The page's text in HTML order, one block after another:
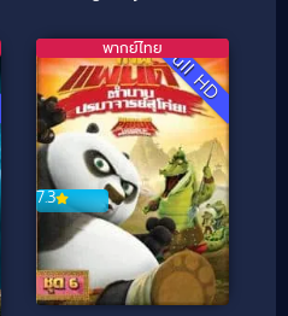
Full HD
7.3
พากย์ไทย